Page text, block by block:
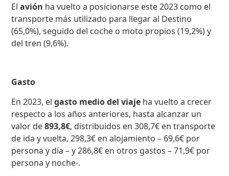
Elavión ha vuelto a posicionarse este 2023 como el
transporte más utilizado para llegar al Destino
(65,0%), seguido del coche o moto propios (19,2%) y
del tren (9,6%).
Gasto
En 2023, elgasto medio del viaje ha vuelto a crecer
respecto a los años anteriores, hasta alcanzar un
valor de893,8€, distribuidos en 308,7€ en transporte
de ida y vuelta, 298,3€ en alojamiento – 69,6€ por
persona y día – y 286,8€ en otros gastos – 71,9€ por
persona y noche-.